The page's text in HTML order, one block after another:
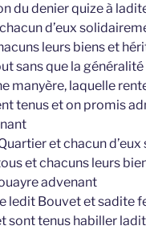
du denier quize à
d’eux
leurs biens et
sans que la
manyère, laquelle
tenus et on promis
et chacun
et chacuns leurs
advenant
ledit Bouvet et sadite
tenus habiller